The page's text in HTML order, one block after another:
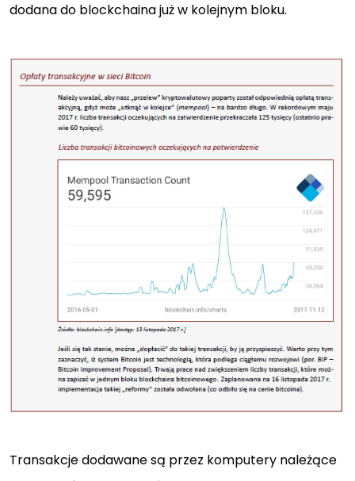
dodana do blockchaina już w kolejnym bloku.
Transakcje dodawane są przez komputery należące